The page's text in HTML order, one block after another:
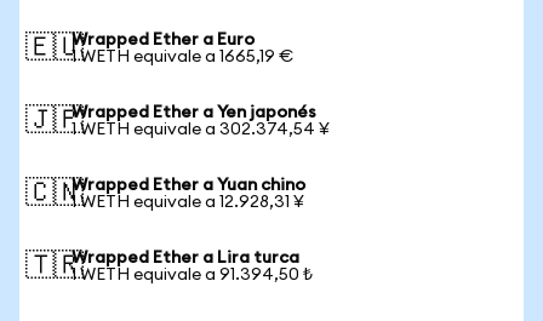
🇪🇺Wrapped Ether a Euro
1 WETH equivale a 1665,19 €
🇯🇵Wrapped Ether a Yen japonés
1 WETH equivale a 302.374,54 ¥
🇨🇳Wrapped Ether a Yuan chino
1 WETH equivale a 12.928,31 ¥
🇹🇷Wrapped Ether a Lira turca
1 WETH equivale a 91.394,50 ₺